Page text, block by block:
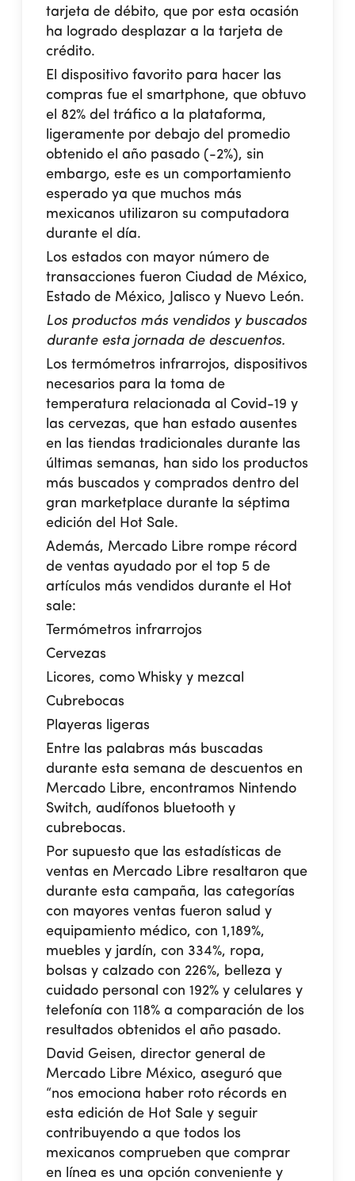
tarjeta de débito, que por esta ocasión
ha logrado desplazar a la tarjeta de
crédito.
El dispositivo favorito para hacer las
compras fue el smartphone, que obtuvo
el 82% del tráfico a la plataforma,
ligeramente por debajo del promedio
obtenido el año pasado (-2%), sin
embargo, este es un comportamiento
esperado ya que muchos más
mexicanos utilizaron su computadora
durante el día.
Los estados con mayor número de
transacciones fueron Ciudad de México,
Estado de México, Jalisco y Nuevo León.
Los productos más vendidos y buscados
durante esta jornada de descuentos.
Los termómetros infrarrojos, dispositivos
necesarios para la toma de
temperatura relacionada al Covid-19 y
las cervezas, que han estado ausentes
en las tiendas tradicionales durante las
últimas semanas, han sido los productos
más buscados y comprados dentro del
gran marketplace durante la séptima
edición del Hot Sale.
Además, Mercado Libre rompe récord
de ventas ayudado por el top 5 de
artículos más vendidos durante el Hot
sale:
Termómetros infrarrojos
Cervezas
Licores, como Whisky y mezcal
Cubrebocas
Playeras ligeras
Entre las palabras más buscadas
durante esta semana de descuentos en
Mercado Libre, encontramos Nintendo
Switch, audífonos bluetooth y
cubrebocas.
Por supuesto que las estadísticas de
ventas en Mercado Libre resaltaron que
durante esta campaña, las categorías
con mayores ventas fueron salud y
equipamiento médico, con 1,189%,
muebles y jardín, con 334%, ropa,
bolsas y calzado con 226%, belleza y
cuidado personal con 192% y celulares y
telefonía con 118% a comparación de los
resultados obtenidos el año pasado.
David Geisen, director general de
Mercado Libre México, aseguró que
“nos emociona haber roto récords en
esta edición de Hot Sale y seguir
contribuyendo a que todos los
mexicanos comprueben que comprar
en línea es una opción conveniente y